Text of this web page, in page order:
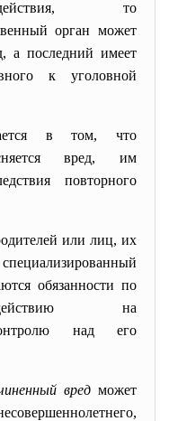
то
орган может
а последний имеет
к уголовной
в том, что
вред, им
повторного
или лиц, их
обязанности по
на
над его
вред может